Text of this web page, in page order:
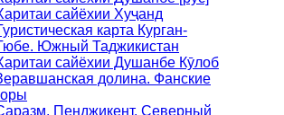
сайёхии Хуҷанд
карта Курган-
Южный Таджикистан
сайёхии Душанбе Кӯлоб
долина. Фанские
Пенджикент. Северный